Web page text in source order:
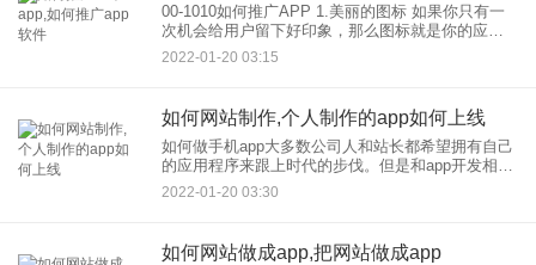
00-1010如何推广APP 1.美丽的图标 如果你只有一
次机会给用户留下好印象，那么图标就是你的应用
程序实现这个目标的基础。如果可能，请自定义图
标和启动屏幕。额外的努力不会白费。也许正
2022-01-20 03:15
如何网站制作,个人制作的app如何上线
如何做手机app大多数公司人和站长都希望拥有自己
的应用程序来跟上时代的步伐。但是和app开发相关
的技术是专业的，掌握开发语言不容易对于没有技
术的人，如何制作这个APP应用？让我介绍一些使
2022-01-20 03:30
如何网站做成app,把网站做成app